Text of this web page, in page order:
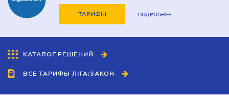
ТАРИФЫ ПОДРОБНЕЕ
КАТАЛОГ РЕШЕНИЙ
ВСЕ ТАРИФЫ ЛІГА:ЗАКОН